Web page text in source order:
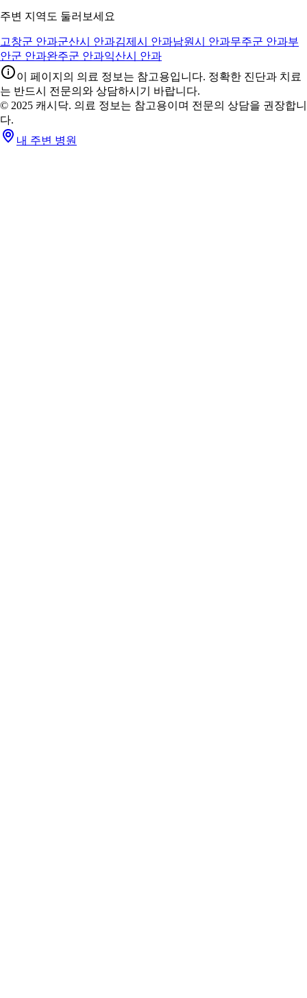
주변 지역도 둘러보세요
고창군 안과군산시 안과김제시 안과남원시 안과무주군 안과부
안군 안과완주군 안과익산시 안과
이 페이지의 의료 정보는 참고용입니다. 정확한 진단과 치료
는 반드시 전문의와 상담하시기 바랍니다.
© 2025 캐시닥. 의료 정보는 참고용이며 전문의 상담을 권장합니
다.
내 주변 병원